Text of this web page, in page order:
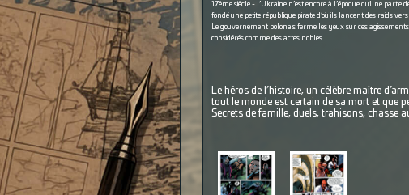
17ème siècle - L’Ukraine n’est encore à l’époque qu’une
fondé une petite république pirate d’où ils lancent des raids
Le gouvernement polonais ferme les yeux sur ces
considérés comme des actes nobles.
Le héros de l’histoire, un célèbre maître
tout le monde est certain de sa mort et que
Secrets de famille, duels, trahisons, chasse